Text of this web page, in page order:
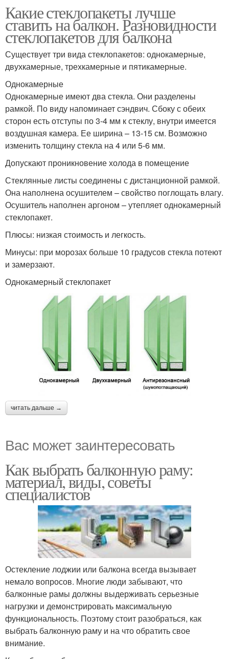
Какие стеклопакеты лучше
ставить на балкон. Разновидности
стеклопакетов для балкона
Существует три вида стеклопакетов: однокамерные,
двухкамерные, трехкамерные и пятикамерные.
Однокамерные
Однокамерные имеют два стекла. Они разделены
рамкой. По виду напоминает сэндвич. Сбоку с обеих
сторон есть отступы по 3-4 мм к стеклу, внутри имеется
воздушная камера. Ее ширина – 13-15 см. Возможно
изменить толщину стекла на 4 или 5-6 мм.
Допускают проникновение холода в помещение
Стеклянные листы соединены с дистанционной рамкой.
Она наполнена осушителем – свойство поглощать влагу.
Осушитель наполнен аргоном – утепляет однокамерный
стеклопакет.
Плюсы: низкая стоимость и легкость.
Минусы: при морозах больше 10 градусов стекла потеют
и замерзают.
Однокамерный стеклопакет
читать дальше →
Вас может заинтересовать
Как выбрать балконную раму:
материал, виды, советы
специалистов
Остекление лоджии или балкона всегда вызывает
немало вопросов. Многие люди забывают, что
балконные рамы должны выдерживать серьезные
нагрузки и демонстрировать максимальную
функциональность. Поэтому стоит разобраться, как
выбрать балконную раму и на что обратить свое
внимание.